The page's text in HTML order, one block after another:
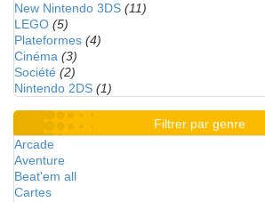
New Nintendo 3DS (11)
LEGO (5)
Plateformes (4)
Cinéma (3)
Société (2)
Nintendo 2DS (1)
Filtrer par genre
Arcade
Aventure
Beat'em all
Cartes